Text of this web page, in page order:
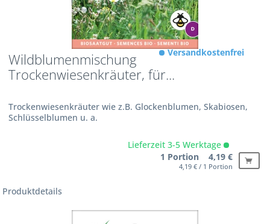
Wildblumenmischung
Trockenwiesenkräuter, für...
Trockenwiesenkräuter wie z.B. Glockenblumen, Skabiosen,
Schlüsselblumen u. a.
Versandkostenfrei
Lieferzeit 3-5 Werktage
1 Portion 4,19 €
4,19 € / 1 Portion
Produktdetails